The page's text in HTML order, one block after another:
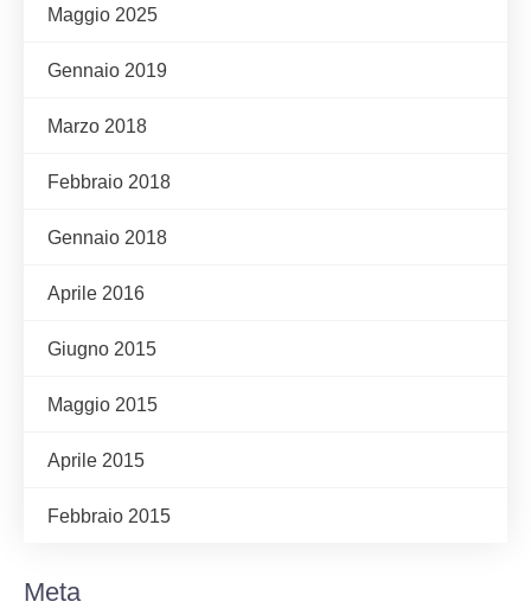
Maggio 2025
Gennaio 2019
Marzo 2018
Febbraio 2018
Gennaio 2018
Aprile 2016
Giugno 2015
Maggio 2015
Aprile 2015
Febbraio 2015
Meta